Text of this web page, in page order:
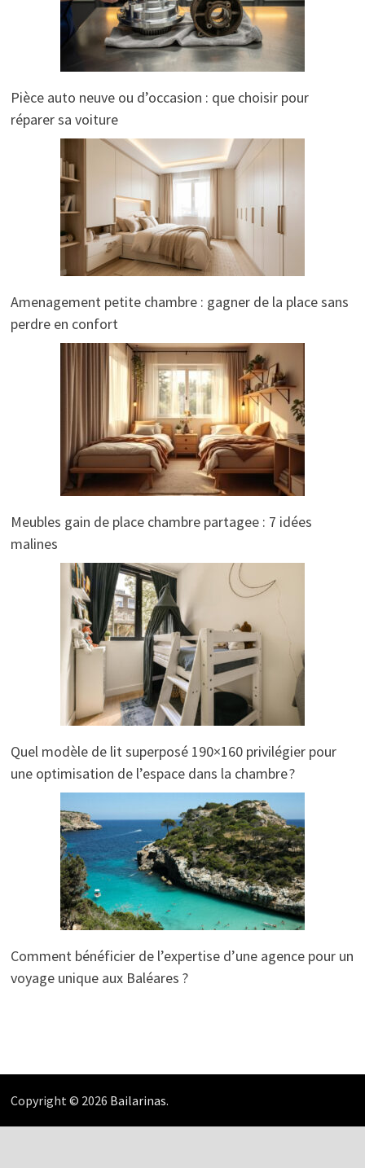
Pièce auto neuve ou d’occasion : que choisir pour
réparer sa voiture
Amenagement petite chambre : gagner de la place sans
perdre en confort
Meubles gain de place chambre partagee : 7 idées
malines
Quel modèle de lit superposé 190×160 privilégier pour
une optimisation de l’espace dans la chambre ?
Comment bénéficier de l’expertise d’une agence pour un
voyage unique aux Baléares ?
Copyright © 2026 Bailarinas.